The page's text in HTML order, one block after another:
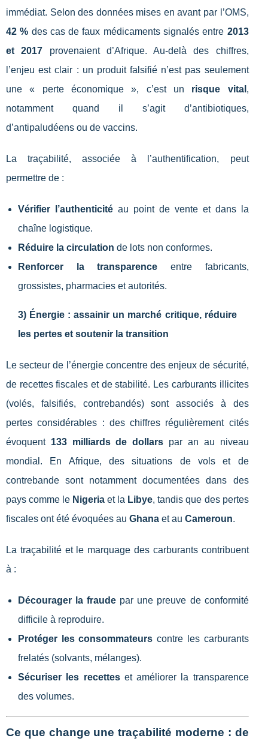
immédiat. Selon des données mises en avant par l’OMS,
42 % des cas de faux médicaments signalés entre 2013
et 2017 provenaient d’Afrique. Au-delà des chiffres,
l’enjeu est clair : un produit falsifié n’est pas seulement
une « perte économique », c’est un risque vital ,
notamment quand il s’agit d’antibiotiques,
d’antipaludéens ou de vaccins.
La traçabilité, associée à l’authentification, peut
permettre de :
Vérifier l’authenticitéau point de vente et dans la
chaîne logistique.
Réduire la circulation de lots non conformes.
Renforcer la transparence entre fabricants,
grossistes, pharmacies et autorités.
3) Énergie : assainir un marché critique, réduire
les pertes et soutenir la transition
Le secteur de l’énergie concentre des enjeux de sécurité,
de recettes fiscales et de stabilité. Les carburants illicites
(volés, falsifiés, contrebandés) sont associés à des
pertes considérables : des chiffres régulièrement cités
évoquent 133 milliards de dollars par an au niveau
mondial. En Afrique, des situations de vols et de
contrebande sont notamment documentées dans des
pays comme le Nigeria et la Libye, tandis que des pertes
fiscales ont été évoquées au Ghana et au Cameroun.
La traçabilité et le marquage des carburants contribuent
à :
Décourager la fraude par une preuve de conformité
difficile à reproduire.
Protéger les consommateurs contre les carburants
frelatés (solvants, mélanges).
Sécuriser les recetteset améliorer la transparence
des volumes.
Ce que change une traçabilité moderne : de